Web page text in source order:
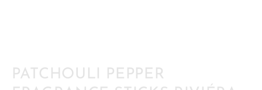
PATCHOULI PEPPER